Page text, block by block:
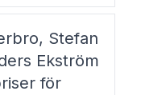
Stefan
Ekström
för